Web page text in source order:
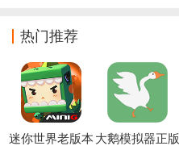
热门推荐
迷你世界老版本 大鹅模拟器正版